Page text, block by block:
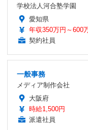
学校法人河合塾学園
愛知県
年収350万円～600
契約社員
一般事務
メディア制作会社
大阪府
時給1,500円
派遣社員